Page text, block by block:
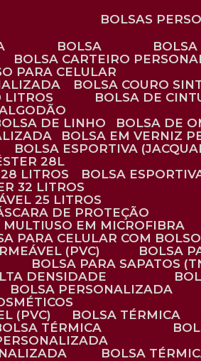
BOLSAS
BOLSA
BOLSA CARTEIRO
PARA CELULAR
BOLSA COURO
LITROS
BOLSA DE
BOLSA DE LINHO BOLSA DE
BOLSA EM VERNIZ
BOLSA ESPORTIVA
28L
28 LITROS
BOLSA
32 LITROS
25 LITROS
DE PROTEÇÃO
MULTIUSO EM MICROFIBRA
PARA CELULAR COM
(PVC)
BOLSA
BOLSA PARA SAPATOS
DENSIDADE
BOLSA PERSONALIZADA
(PVC)
BOLSA TÉRMICA
BOLSA TÉRMICA
BOLSA